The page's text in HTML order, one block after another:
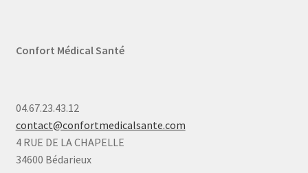
Confort Médical Santé
04.67.23.43.12
contact@confortmedicalsante.com
4 RUE DE LA CHAPELLE
34600 Bédarieux